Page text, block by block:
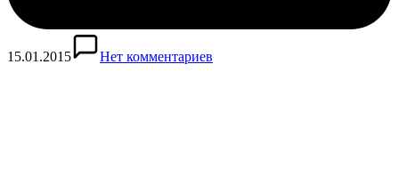
15.01.2015 Нет комментариев